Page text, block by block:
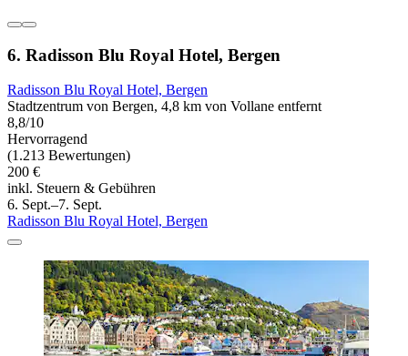
6. Radisson Blu Royal Hotel, Bergen
Radisson Blu Royal Hotel, Bergen
Stadtzentrum von Bergen, 4,8 km von Vollane entfernt
8,8/10
Hervorragend
(1.213 Bewertungen)
200 €
inkl. Steuern & Gebühren
6. Sept.–7. Sept.
Radisson Blu Royal Hotel, Bergen